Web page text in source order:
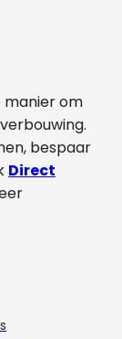
manier om
bespaar
Direct